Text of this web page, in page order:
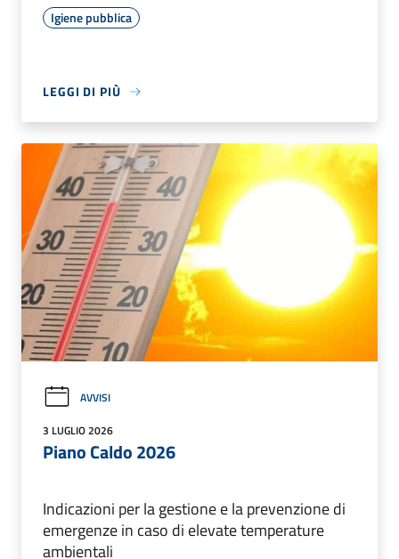
Igiene pubblica
LEGGI DI PIÙ
AVVISI
3 LUGLIO 2026
Piano Caldo 2026
Indicazioni per la gestione e la prevenzione di
emergenze in caso di elevate temperature
ambientali